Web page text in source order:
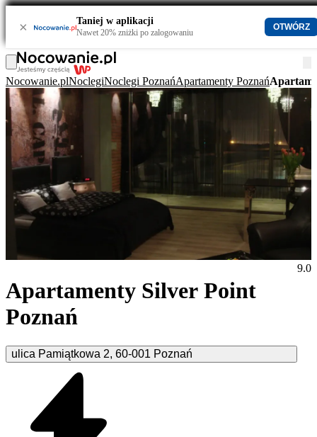
× Taniej w aplikacji
Nawet 20% zniżki po zalogowaniu
OTWÓRZ
Nocowanie.plNoclegiNoclegi PoznańApartamenty Poznań
Apartamenty Silver Point
Poznań
ulica Pamiątkowa 2, 60-001 Poznań
9.0